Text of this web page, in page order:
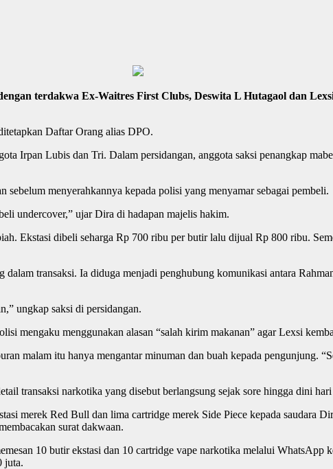
terdakwa Ex-Waitres First Clubs, Deswita L Hutagaol dan
Daftar Orang alias DPO.
Irpan Lubis dan Tri. Dalam persidangan, anggota saksi penangkap
menyerahkannya kepada polisi yang menyamar sebagai pembeli.
undercover,” ujar Dira di hadapan majelis hakim.
Ekstasi dibeli seharga Rp 700 ribu per butir lalu dijual Rp 800 ribu.
transaksi. Ia diduga menjadi penghubung komunikasi antara
ungkap saksi di persidangan.
mengaku menggunakan alasan “salah kirim makanan” agar Lexsi
malam itu hanya mengantar minuman dan buah kepada pengunjung.
transaksi narkotika yang disebut berlangsung sejak sore hingga dini
merek Red Bull dan lima cartridge merek Side Piece kepada saudara
surat dakwaan.
10 butir ekstasi dan 10 cartridge vape narkotika melalui WhatsApp
juta.